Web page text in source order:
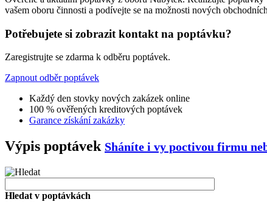
vašem oboru činnosti a podívejte se na možnosti nových
Potřebujete si zobrazit kontakt na poptávku?
Zaregistrujte se zdarma k odběru poptávek.
Zapnout odběr poptávek
Každý den stovky nových zakázek online
100 % ověřených kreditových poptávek
Garance získání zakázky
Výpis poptávek Sháníte i vy poctivou firmu
Hledat v poptávkách